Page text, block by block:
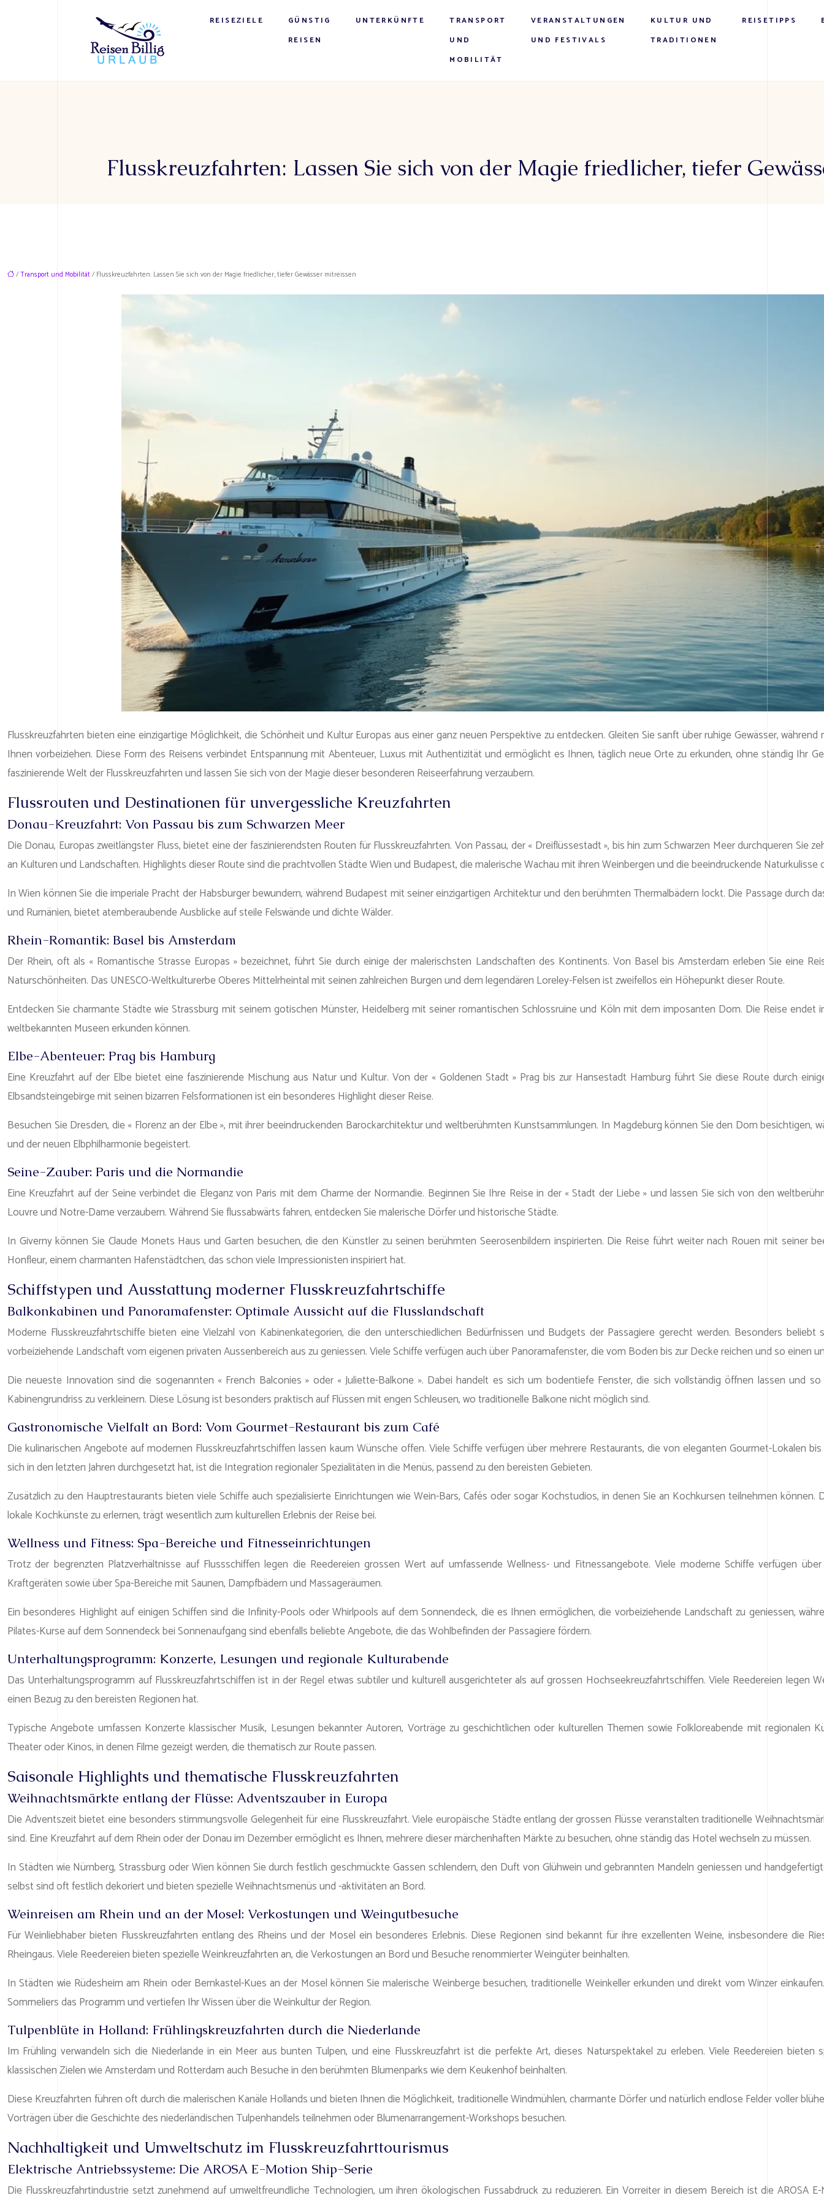
REISEZIELE
GÜNSTIG
REISEN
UNTERKÜNFTE
TRANSPORT
UND
MOBILITÄT
VERANSTALTUNGEN
UND FESTIVALS
KULTUR UND
TRADITIONEN
REISETIPPS
Flusskreuzfahrten: Lassen Sie sich von der Magie friedlicher, tiefer
/Transport und Mobilität/ Flusskreuzfahrten: Lassen Sie sich von der Magie friedlicher, tiefer Gewässer mitreissen
Flusskreuzfahrten bieten eine einzigartige Möglichkeit, die Schönheit und Kultur Europas aus einer ganz neuen Perspektive zu entdecken. Gleiten Sie sanft über ruhige Gewässer,
Ihnen vorbeiziehen. Diese Form des Reisens verbindet Entspannung mit Abenteuer, Luxus mit Authentizität und ermöglicht es Ihnen, täglich neue Orte zu erkunden, ohne ständig Ihr
faszinierende Welt der Flusskreuzfahrten und lassen Sie sich von der Magie dieser besonderen Reiseerfahrung verzaubern.
Flussrouten und Destinationen für unvergessliche Kreuzfahrten
Donau-Kreuzfahrt: Von Passau bis zum Schwarzen Meer
Die Donau, Europas zweitlängster Fluss, bietet eine der faszinierendsten Routen für Flusskreuzfahrten. Von Passau, der « Dreiflüssestadt », bis hin zum Schwarzen Meer durchqueren Sie
an Kulturen und Landschaften. Highlights dieser Route sind die prachtvollen Städte Wien und Budapest, die malerische Wachau mit ihren Weinbergen und die beeindruckende Naturkulisse
In Wien können Sie die imperiale Pracht der Habsburger bewundern, während Budapest mit seiner einzigartigen Architektur und den berühmten Thermalbädern lockt. Die Passage durch
und Rumänien, bietet atemberaubende Ausblicke auf steile Felswände und dichte Wälder.
Rhein-Romantik: Basel bis Amsterdam
Der Rhein, oft als « Romantische Strasse Europas » bezeichnet, führt Sie durch einige der malerischsten Landschaften des Kontinents. Von Basel bis Amsterdam erleben Sie eine
Naturschönheiten. Das UNESCO-Weltkulturerbe Oberes Mittelrheintal mit seinen zahlreichen Burgen und dem legendären Loreley-Felsen ist zweifellos ein Höhepunkt dieser Route.
Entdecken Sie charmante Städte wie Strassburg mit seinem gotischen Münster, Heidelberg mit seiner romantischen Schlossruine und Köln mit dem imposanten Dom. Die Reise endet
weltbekannten Museen erkunden können.
Elbe-Abenteuer: Prag bis Hamburg
Eine Kreuzfahrt auf der Elbe bietet eine faszinierende Mischung aus Natur und Kultur. Von der « Goldenen Stadt » Prag bis zur Hansestadt Hamburg führt Sie diese Route durch
Elbsandsteingebirge mit seinen bizarren Felsformationen ist ein besonderes Highlight dieser Reise.
Besuchen Sie Dresden, die « Florenz an der Elbe », mit ihrer beeindruckenden Barockarchitektur und weltberühmten Kunstsammlungen. In Magdeburg können Sie den Dom besichtigen,
und der neuen Elbphilharmonie begeistert.
Seine-Zauber: Paris und die Normandie
Eine Kreuzfahrt auf der Seine verbindet die Eleganz von Paris mit dem Charme der Normandie. Beginnen Sie Ihre Reise in der « Stadt der Liebe » und lassen Sie sich von den
Louvre und Notre-Dame verzaubern. Während Sie flussabwärts fahren, entdecken Sie malerische Dörfer und historische Städte.
In Giverny können Sie Claude Monets Haus und Garten besuchen, die den Künstler zu seinen berühmten Seerosenbildern inspirierten. Die Reise führt weiter nach Rouen mit seiner
Honfleur, einem charmanten Hafenstädtchen, das schon viele Impressionisten inspiriert hat.
Schiffstypen und Ausstattung moderner Flusskreuzfahrtschiffe
Balkonkabinen und Panoramafenster: Optimale Aussicht auf die Flusslandschaft
Moderne Flusskreuzfahrtschiffe bieten eine Vielzahl von Kabinenkategorien, die den unterschiedlichen Bedürfnissen und Budgets der Passagiere gerecht werden. Besonders
vorbeiziehende Landschaft vom eigenen privaten Aussenbereich aus zu geniessen. Viele Schiffe verfügen auch über Panoramafenster, die vom Boden bis zur Decke reichen und so einen
Die neueste Innovation sind die sogenannten « French Balconies » oder « Juliette-Balkone ». Dabei handelt es sich um bodentiefe Fenster, die sich vollständig öffnen lassen und
Kabinengrundriss zu verkleinern. Diese Lösung ist besonders praktisch auf Flüssen mit engen Schleusen, wo traditionelle Balkone nicht möglich sind.
Gastronomische Vielfalt an Bord: Vom Gourmet-Restaurant bis zum Café
Die kulinarischen Angebote auf modernen Flusskreuzfahrtschiffen lassen kaum Wünsche offen. Viele Schiffe verfügen über mehrere Restaurants, die von eleganten Gourmet-Lokalen
sich in den letzten Jahren durchgesetzt hat, ist die Integration regionaler Spezialitäten in die Menüs, passend zu den bereisten Gebieten.
Zusätzlich zu den Hauptrestaurants bieten viele Schiffe auch spezialisierte Einrichtungen wie Wein-Bars, Cafés oder sogar Kochstudios, in denen Sie an Kochkursen teilnehmen
lokale Kochkünste zu erlernen, trägt wesentlich zum kulturellen Erlebnis der Reise bei.
Wellness und Fitness: Spa-Bereiche und Fitnesseinrichtungen
Trotz der begrenzten Platzverhältnisse auf Flussschiffen legen die Reedereien grossen Wert auf umfassende Wellness- und Fitnessangebote. Viele moderne Schiffe verfügen
Kraftgeräten sowie über Spa-Bereiche mit Saunen, Dampfbädern und Massageräumen.
Ein besonderes Highlight auf einigen Schiffen sind die Infinity-Pools oder Whirlpools auf dem Sonnendeck, die es Ihnen ermöglichen, die vorbeiziehende Landschaft zu geniessen,
Pilates-Kurse auf dem Sonnendeck bei Sonnenaufgang sind ebenfalls beliebte Angebote, die das Wohlbefinden der Passagiere fördern.
Unterhaltungsprogramm: Konzerte, Lesungen und regionale Kulturabende
Das Unterhaltungsprogramm auf Flusskreuzfahrtschiffen ist in der Regel etwas subtiler und kulturell ausgerichteter als auf grossen Hochseekreuzfahrtschiffen. Viele Reedereien legen
einen Bezug zu den bereisten Regionen hat.
Typische Angebote umfassen Konzerte klassischer Musik, Lesungen bekannter Autoren, Vorträge zu geschichtlichen oder kulturellen Themen sowie Folkloreabende mit regionalen
Theater oder Kinos, in denen Filme gezeigt werden, die thematisch zur Route passen.
Saisonale Highlights und thematische Flusskreuzfahrten
Weihnachtsmärkte entlang der Flüsse: Adventszauber in Europa
Die Adventszeit bietet eine besonders stimmungsvolle Gelegenheit für eine Flusskreuzfahrt. Viele europäische Städte entlang der grossen Flüsse veranstalten traditionelle
sind. Eine Kreuzfahrt auf dem Rhein oder der Donau im Dezember ermöglicht es Ihnen, mehrere dieser märchenhaften Märkte zu besuchen, ohne ständig das Hotel wechseln zu müssen.
In Städten wie Nürnberg, Strassburg oder Wien können Sie durch festlich geschmückte Gassen schlendern, den Duft von Glühwein und gebrannten Mandeln geniessen und
selbst sind oft festlich dekoriert und bieten spezielle Weihnachtsmenüs und -aktivitäten an Bord.
Weinreisen am Rhein und an der Mosel: Verkostungen und Weingutbesuche
Für Weinliebhaber bieten Flusskreuzfahrten entlang des Rheins und der Mosel ein besonderes Erlebnis. Diese Regionen sind bekannt für ihre exzellenten Weine, insbesondere die
Rheingaus. Viele Reedereien bieten spezielle Weinkreuzfahrten an, die Verkostungen an Bord und Besuche renommierter Weingüter beinhalten.
In Städten wie Rüdesheim am Rhein oder Bernkastel-Kues an der Mosel können Sie malerische Weinberge besuchen, traditionelle Weinkeller erkunden und direkt vom Winzer
Sommeliers das Programm und vertiefen Ihr Wissen über die Weinkultur der Region.
Tulpenblüte in Holland: Frühlingskreuzfahrten durch die Niederlande
Im Frühling verwandeln sich die Niederlande in ein Meer aus bunten Tulpen, und eine Flusskreuzfahrt ist die perfekte Art, dieses Naturspektakel zu erleben. Viele Reedereien bieten
klassischen Zielen wie Amsterdam und Rotterdam auch Besuche in den berühmten Blumenparks wie dem Keukenhof beinhalten.
Diese Kreuzfahrten führen oft durch die malerischen Kanäle Hollands und bieten Ihnen die Möglichkeit, traditionelle Windmühlen, charmante Dörfer und natürlich endlose Felder voller
Vorträgen über die Geschichte des niederländischen Tulpenhandels teilnehmen oder Blumenarrangement-Workshops besuchen.
Nachhaltigkeit und Umweltschutz im Flusskreuzfahrttourismus
Elektrische Antriebssysteme: Die AROSA E-Motion Ship-Serie
Die Flusskreuzfahrtindustrie setzt zunehmend auf umweltfreundliche Technologien, um ihren ökologischen Fussabdruck zu reduzieren. Ein Vorreiter in diesem Bereich ist die AROSA